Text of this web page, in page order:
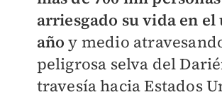
arriesgado su vida en
añoy medio
peligrosa selva del
travesía hacia Estados